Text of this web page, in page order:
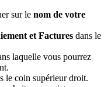
sur le nom de votre
et Factures dans le
laquelle vous pourrez
le coin supérieur droit.